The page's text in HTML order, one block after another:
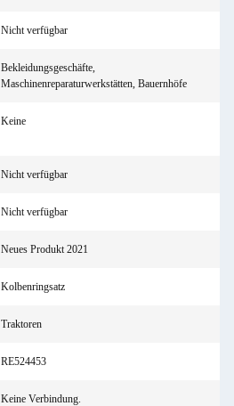
Nicht verfügbar
Bekleidungsgeschäfte,
Maschinenreparaturwerkstätten, Bauernhöfe
Keine
Nicht verfügbar
Nicht verfügbar
Neues Produkt 2021
Kolbenringsatz
Traktoren
RE524453
Keine Verbindung.